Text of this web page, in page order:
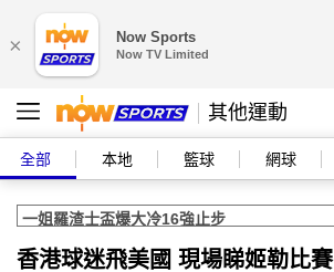
× Now Sports
Now TV Limited
其他運動
全部 本地 籃球 網球
香港球迷飛美國 現場睇姬勒比賽